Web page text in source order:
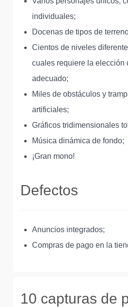
individuales;
Docenas de tipos de
Cientos de niveles
cuales requiere la elección
adecuado;
Miles de obstáculos y
artificiales;
Gráficos tridimensionales
Música dinámica de fondo;
¡Gran mono!
Defectos
Anuncios integrados;
Compras de pago en la
10 capturas de